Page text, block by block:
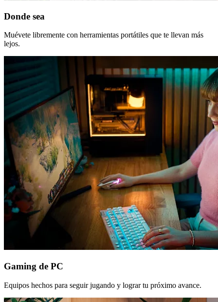
Donde sea
Muévete libremente con herramientas portátiles que te llevan más
lejos.
Gaming de PC
Equipos hechos para seguir jugando y lograr tu próximo avance.